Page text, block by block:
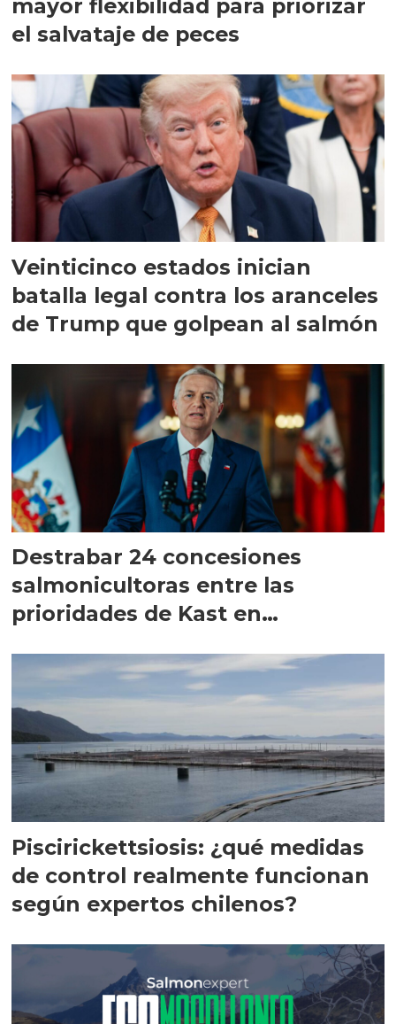
mayor flexibilidad para priorizar
el salvataje de peces
Veinticinco estados inician
batalla legal contra los aranceles
de Trump que golpean al salmón
Destrabar 24 concesiones
salmonicultoras entre las
prioridades de Kast en
Piscirickettsiosis: ¿qué medidas
de control realmente funcionan
según expertos chilenos?